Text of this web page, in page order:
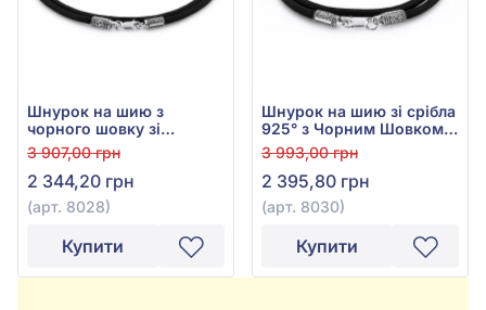
Шнурок на шию з
чорного шовку зі
сріблом 925°, арт. 8028
3 907,00 грн
2 344,20 грн
(арт. 8028)
Купити
Шнурок на шию зі срібла
925° з Чорним Шовком,
арт. 8030
3 993,00 грн
2 395,80 грн
(арт. 8030)
Купити